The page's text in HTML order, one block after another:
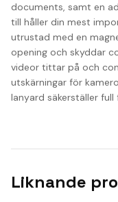
documents, samt en
till håller din mest
utrustad med en
opening och skyddar
videor tittar på och
utskärningar för
lanyard säkerställer
Liknande